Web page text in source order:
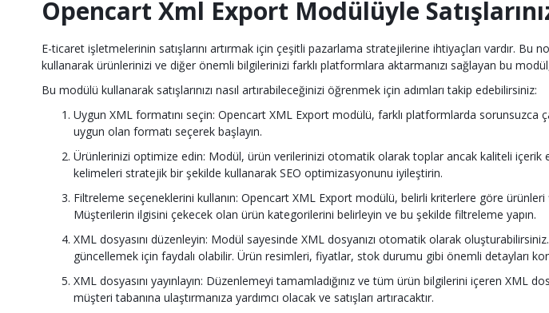
Opencart Xml Export Modülüyle
E-ticaret işletmelerinin satışlarını artırmak için çeşitli pazarlama stratejilerine ihtiyaçları vardır.
kullanarak ürünlerinizi ve diğer önemli bilgilerinizi farklı platformlara aktarmanızı sağlayan bu
Bu modülü kullanarak satışlarınızı nasıl artırabileceğinizi öğrenmek için adımları takip edebilirsiniz:
Uygun XML formatını seçin: Opencart XML Export modülü, farklı platformlarda sorunsuzca
uygun olan formatı seçerek başlayın.
Ürünlerinizi optimize edin: Modül, ürün verilerinizi otomatik olarak toplar ancak kaliteli içerik
kelimeleri stratejik bir şekilde kullanarak SEO optimizasyonunu iyileştirin.
Filtreleme seçeneklerini kullanın: Opencart XML Export modülü, belirli kriterlere göre
Müşterilerin ilgisini çekecek olan ürün kategorilerini belirleyin ve bu şekilde filtreleme yapın.
XML dosyasını düzenleyin: Modül sayesinde XML dosyanızı otomatik olarak
güncellemek için faydalı olabilir. Ürün resimleri, fiyatlar, stok durumu gibi önemli detayları
XML dosyasını yayınlayın: Düzenlemeyi tamamladığınız ve tüm ürün bilgilerini içeren
müşteri tabanına ulaştırmanıza yardımcı olacak ve satışları artıracaktır.